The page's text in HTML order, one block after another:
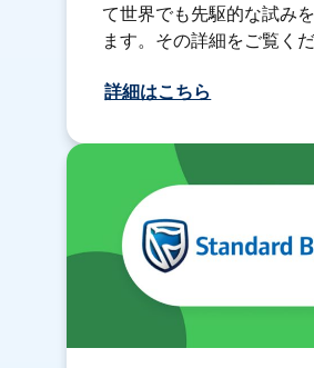
て世界でも先駆的な試み
ます。その詳細をご覧くだ
詳細はこちら